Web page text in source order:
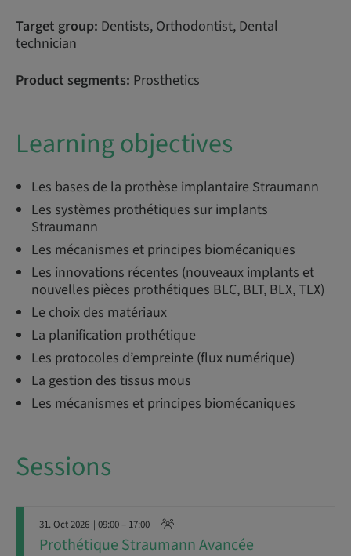
Target group: Dentists, Orthodontist, Dental
technician
Product segments: Prosthetics
Learning objectives
Les bases de la prothèse implantaire Straumann
Les systèmes prothétiques sur implants
Straumann
Les mécanismes et principes biomécaniques
Les innovations récentes (nouveaux implants et
nouvelles pièces prothétiques BLC, BLT, BLX, TLX)
Le choix des matériaux
La planification prothétique
Les protocoles d’empreinte (flux numérique)
La gestion des tissus mous
Les mécanismes et principes biomécaniques
Sessions
31. Oct 2026 | 09:00 – 17:00
Prothétique Straumann Avancée